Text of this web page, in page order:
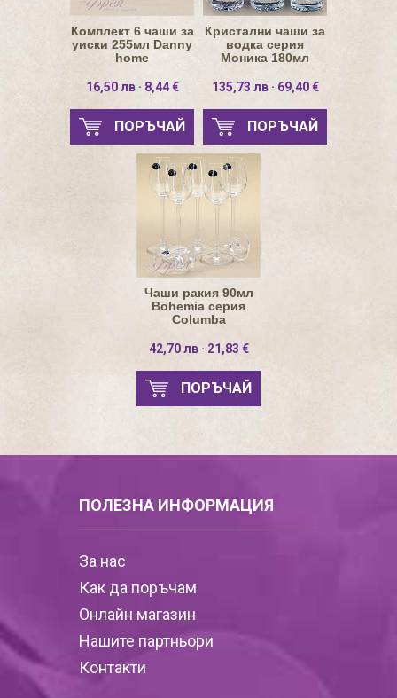
Комплект 6 чаши за
уиски 255мл Danny
home
16,50 лв · 8,44 €
ПОРЪЧАЙ
Кристални чаши за
водка серия
Моника 180мл
135,73 лв · 69,40 €
ПОРЪЧАЙ
Чаши ракия 90мл
Bohemia серия
Columba
42,70 лв · 21,83 €
ПОРЪЧАЙ
ПОЛЕЗНА ИНФОРМАЦИЯ
За нас
Как да поръчам
Онлайн магазин
Нашите партньори
Контакти